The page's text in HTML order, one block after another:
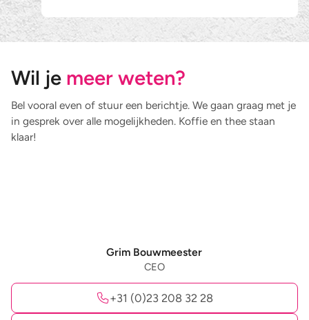
Wil je meer weten?
Bel vooral even of stuur een berichtje. We gaan graag met je
in gesprek over alle mogelijkheden. Koffie en thee staan
klaar!
Grim Bouwmeester
CEO
+31 (0)23 208 32 28